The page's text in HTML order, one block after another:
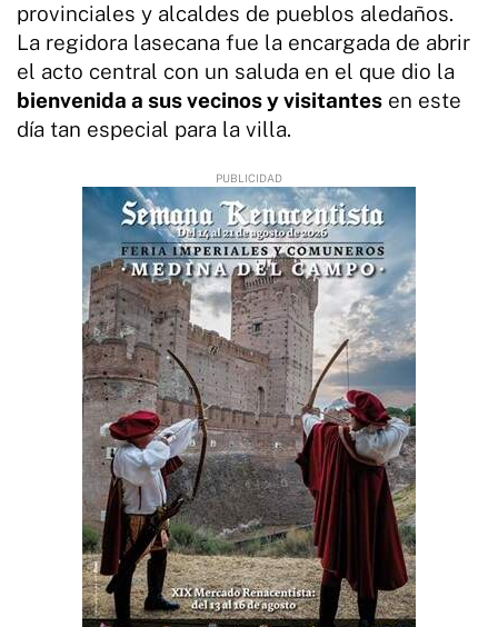
provinciales y alcaldes de pueblos aledaños.
La regidora lasecana fue la encargada de abrir
el acto central con un saluda en el que dio la
bienvenida a sus vecinos y visitantes en este
día tan especial para la villa.